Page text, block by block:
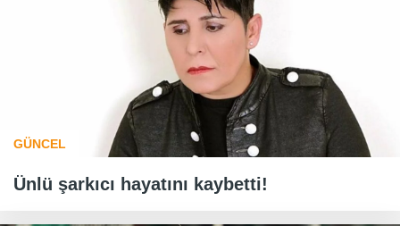
GÜNCEL
Ünlü şarkıcı hayatını kaybetti!